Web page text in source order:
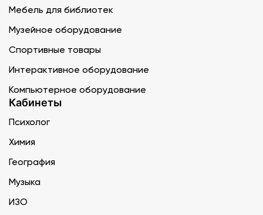
Мебель для библиотек
Музейное оборудование
Спортивные товары
Интерактивное оборудование
Компьютерное оборудование
Кабинеты
Психолог
Химия
География
Музыка
ИЗО